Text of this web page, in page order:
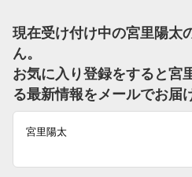
現在受け付け中の宮里陽太
ん。
お気に入り登録をすると宮
る最新情報をメールでお届
宮里陽太